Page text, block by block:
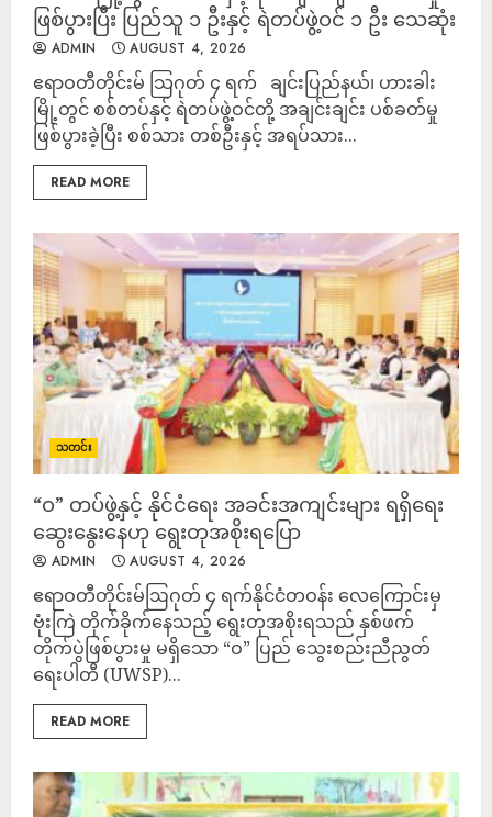
ဖြစ်ပွားပြီး ပြည်သူ ၁ ဦးနှင့် ရဲတပ်ဖွဲ့ဝင် ၁ ဦး သေဆုံး
ADMIN AUGUST 4, 2026
ဧရာဝတီတိုင်းမ် သြဂုတ် ၄ ရက် ချင်းပြည်နယ်၊ ဟားခါး
မြို့တွင် စစ်တပ်နှင့် ရဲတပ်ဖွဲ့ဝင်တို့ အချင်းချင်း ပစ်ခတ်မှု
ဖြစ်ပွားခဲ့ပြီး စစ်သား တစ်ဦးနှင့် အရပ်သား...
READ MORE
သတင်း
“ဝ” တပ်ဖွဲ့နှင့် နိုင်ငံရေး အခင်းအကျင်းများ ရရှိရေး
ဆွေးနွေးနေဟု ရွေးတုအစိုးရပြော
ADMIN AUGUST 4, 2026
ဧရာဝတီတိုင်းမ်ဩဂုတ် ၄ ရက်နိုင်ငံတဝန်း လေကြောင်းမှ
ဗုံးကြဲ တိုက်ခိုက်နေသည့် ရွေးတုအစိုးရသည် နှစ်ဖက်
တိုက်ပွဲဖြစ်ပွားမှု မရှိသော “ဝ” ပြည် သွေးစည်းညီညွတ်
ရေးပါတီ (UWSP)...
READ MORE